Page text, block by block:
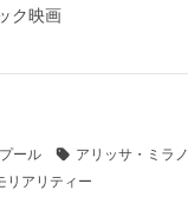
ク映画
ール
アリッサ・ミラノ
リアリティー